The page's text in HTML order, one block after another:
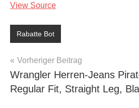
View Source
Rabatte Bot
Beitragsnavigation
Vorheriger Beitrag
Wrangler Herren-Jeans
Regular Fit, Straight Leg,